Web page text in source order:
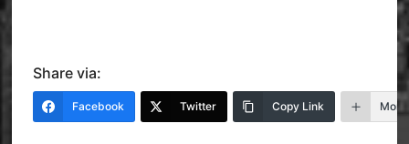
Share via:
Facebook Twitter Copy Link More